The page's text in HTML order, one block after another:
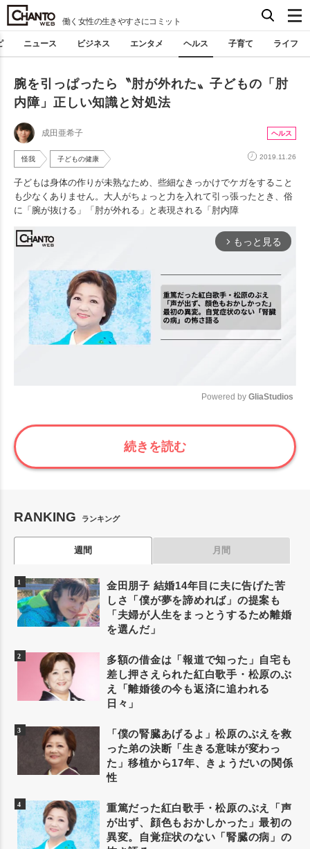
働く女性の生きやすさにコミット
ニュース ビジネス エンタメ ヘルス 子育て ライフ
腕を引っぱったら〝肘が外れた〟子どもの「肘
内障」正しい知識と対処法
成田亜希子 ヘルス
怪我 子どもの健康 2019.11.26
子どもは身体の作りが未熟なため、些細なきっかけでケガをすること
も少なくありません。大人がちょっと力を入れて引っ張ったとき、俗
に「腕が抜ける」「肘が外れる」と表現される「肘内障
arrow_forward_ios もっと見る
Mute
Powered by GliaStudios
続きを読む
RANKING ランキング
週間 月間
金田朋子 結婚14年目に夫に告げた苦
しさ「僕が夢を諦めれば」の提案も
「夫婦が人生をまっとうするため離婚
を選んだ」
多額の借金は「報道で知った」自宅も
差し押さえられた紅白歌手・松原のぶ
え「離婚後の今も返済に追われる
日々」
「僕の腎臓あげるよ」松原のぶえを救
った弟の決断「生きる意味が変わっ
た」移植から17年、きょうだいの関係
性
重篤だった紅白歌手・松原のぶえ「声
が出ず、顔色もおかしかった」最初の
異変。自覚症状のない「腎臓の病」の